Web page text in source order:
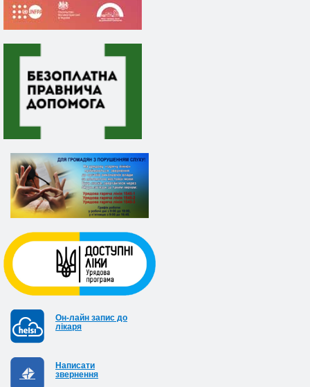
Он-лайн запис до
лікаря
Написати
звернення